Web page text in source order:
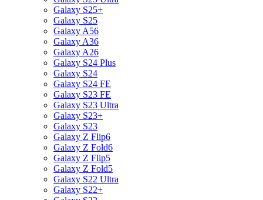
Galaxy S25+
Galaxy S25
Galaxy A56
Galaxy A36
Galaxy A26
Galaxy S24 Plus
Galaxy S24
Galaxy S24 FE
Galaxy S23 FE
Galaxy S23 Ultra
Galaxy S23+
Galaxy S23
Galaxy Z Flip6
Galaxy Z Fold6
Galaxy Z Flip5
Galaxy Z Fold5
Galaxy S22 Ultra
Galaxy S22+